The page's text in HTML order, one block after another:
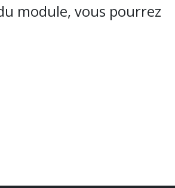
module, vous pourrez